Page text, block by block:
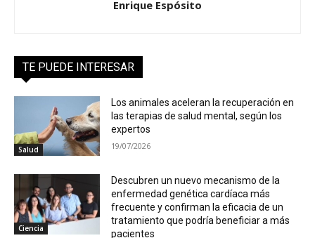
Enrique Espósito
TE PUEDE INTERESAR
Salud
Los animales aceleran la recuperación en
las terapias de salud mental, según los
expertos
19/07/2026
Ciencia
Descubren un nuevo mecanismo de la
enfermedad genética cardíaca más
frecuente y confirman la eficacia de un
tratamiento que podría beneficiar a más
pacientes